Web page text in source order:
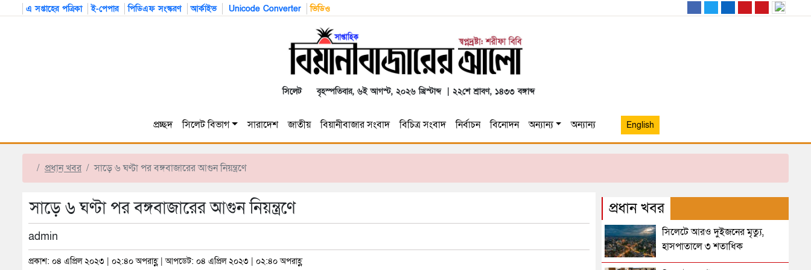
এ সপ্তাহের পত্রিকা ই-পেপার পিডিএফ সংস্করণ আর্কাইভ Unicode Converter ভিডিও
সিলেট বৃহস্পতিবার, ৬ই আগস্ট, ২০২৬ খ্রিস্টাব্দ | ২২শে শ্রাবণ, ১৪৩৩ বঙ্গাব্দ
প্রচ্ছদ সিলেট বিভাগ সারাদেশ জাতীয় বিয়ানীবাজার সংবাদ বিচিত্র সংবাদ নির্বাচন বিনোদন অন্যান্য অন্যান্য English
প্রধান খবর সাড়ে ৬ ঘণ্টা পর বঙ্গবাজারের আগুন নিয়ন্ত্রণে
সাড়ে ৬ ঘণ্টা পর বঙ্গবাজারের আগুন নিয়ন্ত্রণে
admin
প্রকাশ: ০৪ এপ্রিল ২০২৩ | ০২:৪০ অপরাহ্ণ | আপডেট: ০৪ এপ্রিল ২০২৩ | ০২:৪০ অপরাহ্ণ
প্রধান খবর
সিলেটে আরও দুইজনের মৃত্যু,
হাসপাতালে ৩ শতাধিক